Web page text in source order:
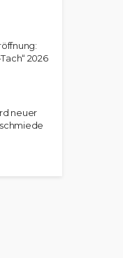
2026
neuer